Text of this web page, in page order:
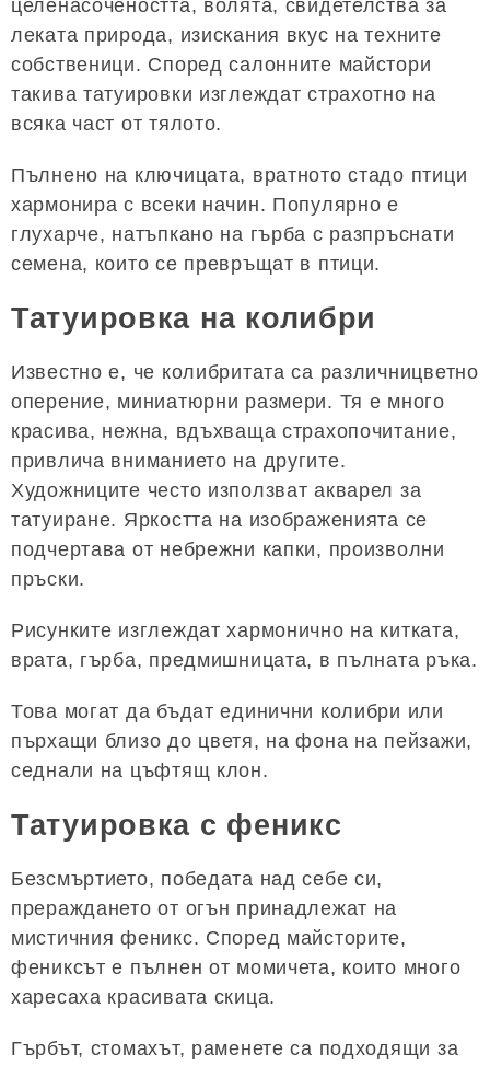
целенасочеността, волята, свидетелства за
леката природа, изискания вкус на техните
собственици. Според салонните майстори
такива татуировки изглеждат страхотно на
всяка част от тялото.
Пълнено на ключицата, вратното стадо птици
хармонира с всеки начин. Популярно е
глухарче, натъпкано на гърба с разпръснати
семена, които се превръщат в птици.
Татуировка на колибри
Известно е, че колибритата са различницветно
оперение, миниатюрни размери. Тя е много
красива, нежна, вдъхваща страхопочитание,
привлича вниманието на другите.
Художниците често използват акварел за
татуиране. Яркостта на изображенията се
подчертава от небрежни капки, произволни
пръски.
Рисунките изглеждат хармонично на китката,
врата, гърба, предмишницата, в пълната ръка.
Това могат да бъдат единични колибри или
пърхащи близо до цветя, на фона на пейзажи,
седнали на цъфтящ клон.
Татуировка с феникс
Безсмъртието, победата над себе си,
прераждането от огън принадлежат на
мистичния феникс. Според майсторите,
фениксът е пълнен от момичета, които много
харесаха красивата скица.
Гърбът, стомахът, раменете са подходящи за